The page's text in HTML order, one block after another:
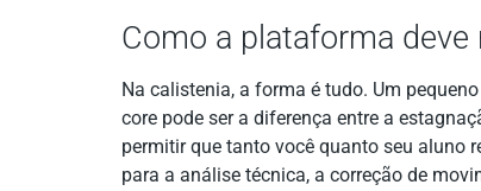
Como a plataforma
Na calistenia, a forma é tudo. Um
core pode ser a diferença entre a
permitir que tanto você quanto seu aluno
para a análise técnica, a correção de